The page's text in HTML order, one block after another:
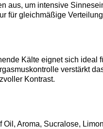
aus, um intensive
für gleichmäßige Verteilung
Kälte eignet sich ideal
verstärkt
Kontrast.
Aroma, Sucralose,